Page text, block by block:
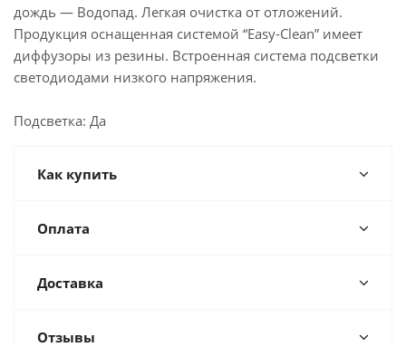
дождь — Водопад. Легкая очистка от отложений.
Продукция оснащенная системой “Easy-Clean” имеет
диффузоры из резины. Встроенная система подсветки
светодиодами низкого напряжения.
Подсветка: Да
Как купить
Оплата
Доставка
Отзывы